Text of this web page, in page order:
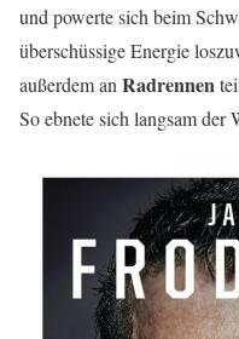
und powerte sich beim
überschüssige Energie
außerdem an Radrennen
So ebnete sich langsam der